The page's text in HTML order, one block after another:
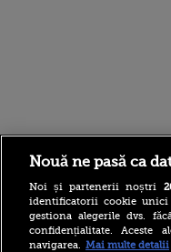
Nouă ne pasă ca
Noi și partenerii noștri
identificatorii cookie unici
gestiona alegerile dvs.
confidențialitate.
navigarea. Mai multe detalii